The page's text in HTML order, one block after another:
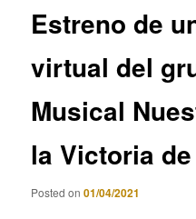
Estreno de
virtual del
Musical
la Victoria
Posted on01/04/2021